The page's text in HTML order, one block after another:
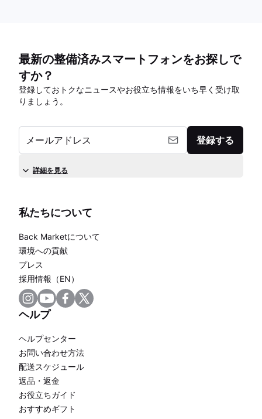
最新の整備済みスマートフォンをお探しで
すか？
登録しておトクなニュースやお役立ち情報をいち早く受け取
りましょう。
メールアドレス 登録する
詳細を見る
私たちについて
Back Marketについて
環境への貢献
プレス
採用情報（EN）
ヘルプ
ヘルプセンター
お問い合わせ方法
配送スケジュール
返品・返金
お役立ちガイド
おすすめギフト